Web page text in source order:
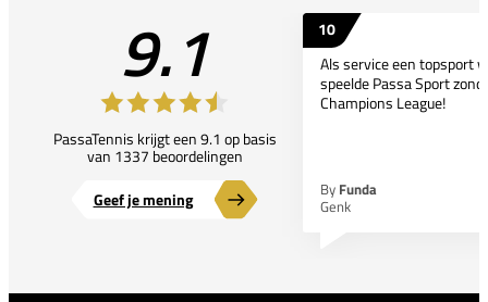
9.1
PassaTennis krijgt een 9.1 op basis
van 1337 beoordelingen
Geef je mening
10
Als service een topsport
speelde Passa Sport
Champions League!
By Funda
Genk